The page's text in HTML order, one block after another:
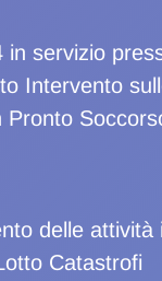
in servizio
Intervento
Pronto
delle
Catastrofi